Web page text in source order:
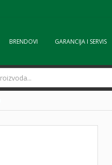
BRENDOVI GARANCIJA I SERVIS